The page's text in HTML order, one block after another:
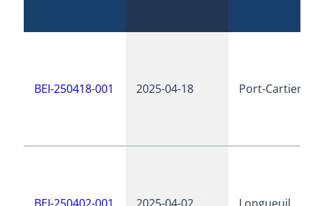
BEI-250418-001 2025-04-18 Port-Cartier